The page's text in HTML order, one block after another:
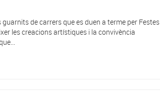
de carrers que es duen a terme per Festes
les creacions artístiques i la convivència